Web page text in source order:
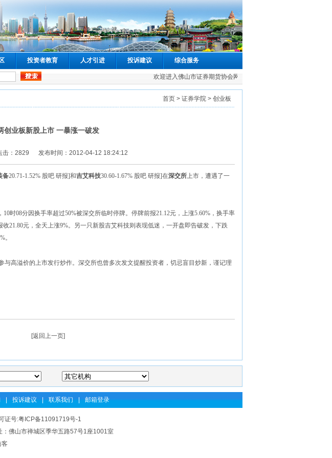
投资者教育 人才引进 投诉建议 综合服务
欢迎进入佛山市证券期货协会网站
首页> 证券学院> 创业板
创业板新股上市 一暴涨一破发
：2829 发布时间：2012-04-12 18:24:12
备20.71-1.52% 股吧 研报]和吉艾科技30.60-1.67% 股吧 研报]在深交所上市，遭遇了一
时08分因换手率超过50%被深交所临时停牌。停牌前报21.12元，上涨5.60%，换手率
21.80元，全天上涨9%。另一只新股吉艾科技则表现低迷，一开盘即告破发，下跌
。
与高溢价的上市发行炒作。深交所也曾多次发文提醒投资者，切忌盲目炒新，谨记理
[返回上一页]
| 投诉建议 | 联系我们 | 邮箱登录
证号:粤ICP备11091719号-1
佛山市禅城区季华五路57号1座1001室
客